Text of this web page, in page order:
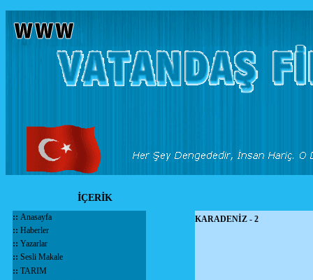
İÇERİK
:: Anasayfa
:: Haberler
:: Yazarlar
:: Sesli Makale
:: TARIM
KARADENİZ - 2